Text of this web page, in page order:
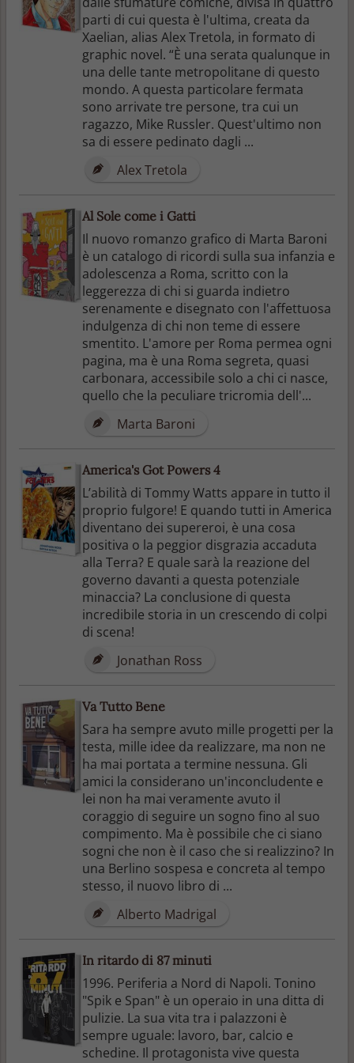
parti di cui questa è l'ultima, creata da
Xaelian, alias Alex Tretola, in formato di
graphic novel. “È una serata qualunque in
una delle tante metropolitane di questo
mondo. A questa particolare fermata
sono arrivate tre persone, tra cui un
ragazzo, Mike Russler. Quest'ultimo non
sa di essere pedinato dagli ...
Alex Tretola
Al Sole come i Gatti
Il nuovo romanzo grafico di Marta Baroni
è un catalogo di ricordi sulla sua infanzia e
adolescenza a Roma, scritto con la
leggerezza di chi si guarda indietro
serenamente e disegnato con l'affettuosa
indulgenza di chi non teme di essere
smentito. L'amore per Roma permea ogni
pagina, ma è una Roma segreta, quasi
carbonara, accessibile solo a chi ci nasce,
quello che la peculiare tricromia dell'...
Marta Baroni
America's Got Powers 4
L’abilità di Tommy Watts appare in tutto il
proprio fulgore! E quando tutti in America
diventano dei supereroi, è una cosa
positiva o la peggior disgrazia accaduta
alla Terra? E quale sarà la reazione del
governo davanti a questa potenziale
minaccia? La conclusione di questa
incredibile storia in un crescendo di colpi
di scena!
Jonathan Ross
Va Tutto Bene
Sara ha sempre avuto mille progetti per la
testa, mille idee da realizzare, ma non ne
ha mai portata a termine nessuna. Gli
amici la considerano un'inconcludente e
lei non ha mai veramente avuto il
coraggio di seguire un sogno fino al suo
compimento. Ma è possibile che ci siano
sogni che non è il caso che si realizzino? In
una Berlino sospesa e concreta al tempo
stesso, il nuovo libro di ...
Alberto Madrigal
In ritardo di 87 minuti
1996. Periferia a Nord di Napoli. Tonino
"Spik e Span" è un operaio in una ditta di
pulizie. La sua vita tra i palazzoni è
sempre uguale: lavoro, bar, calcio e
schedine. Il protagonista vive questa